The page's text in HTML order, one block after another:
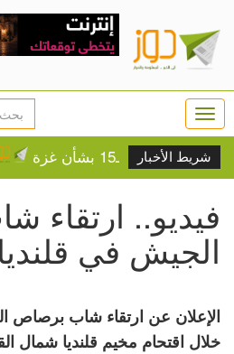
شريط الأخبار
بشأن غزة
فيديو..
الجيش في قلنديا
الإعلان عن ارتقاء شاب برصاص
خلال اقتحام مخيم قلنديا شمال